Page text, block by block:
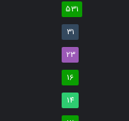
531
31
23
16
14